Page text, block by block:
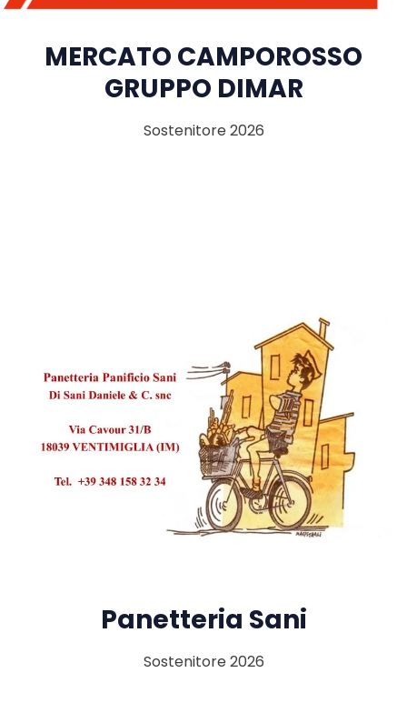
MERCATO CAMPOROSSO
GRUPPO DIMAR
Sostenitore 2026
Panetteria Sani
Sostenitore 2026